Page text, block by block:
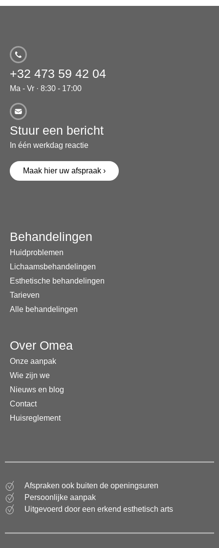
+32 473 59 42 04
Ma - Vr · 8:30 - 17:00
Stuur een bericht
In één werkdag reactie
Maak hier uw afspraak ›
Behandelingen
Huidproblemen
Lichaamsbehandelingen
Esthetische behandelingen
Tarieven
Alle behandelingen
Over Omea
Onze aanpak
Wie zijn we
Nieuws en blog
Contact
Huisreglement
Afspraken ook buiten de openingsuren
Persoonlijke aanpak
Uitgevoerd door een erkend esthetisch arts